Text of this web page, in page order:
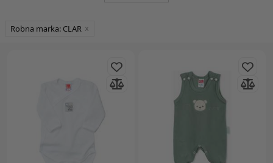
Robna marka: CLAR